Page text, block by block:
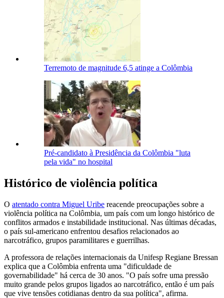
Terremoto de magnitude 6,5 atinge a Colômbia
Pré-candidato à Presidência da Colômbia "luta
pela vida" no hospital
Histórico de violência política
O atentado contra Miguel Uribe reacende preocupações sobre a
violência política na Colômbia, um país com um longo histórico de
conflitos armados e instabilidade institucional. Nas últimas décadas,
o país sul-americano enfrentou desafios relacionados ao
narcotráfico, grupos paramilitares e guerrilhas.
A professora de relações internacionais da Unifesp Regiane Bressan
explica que a Colômbia enfrenta uma "dificuldade de
governabilidade" há cerca de 30 anos. "O país sofre uma pressão
muito grande pelos grupos ligados ao narcotráfico, então é um país
que vive tensões cotidianas dentro da sua política", afirma.